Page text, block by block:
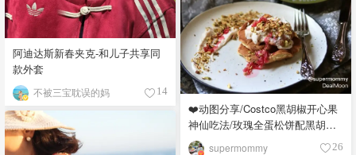
❤️动图分享/Costco黑胡椒开心果
神仙吃法/玫瑰全蛋松饼配黑胡椒
开心果碎太惊艳😍
supermommy 26
阿迪达斯新春夹克-和儿子共享同
款外套
不被三宝耽误的妈 14